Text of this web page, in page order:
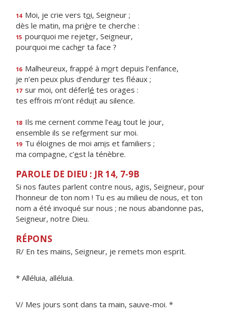
14 Moi, je crie vers toi, Seigneur ;
dès le matin, ma prière te cherche :
15 pourquoi me rejeter, Seigneur,
pourquoi me cacher ta face ?
16 Malheureux, frappé à mort depuis l’enfance,
je n’en peux plus d’endurer tes fléaux ;
17 sur moi, ont déferlé tes orages :
tes effrois m’ont réduit au silence.
18 Ils me cernent comme l’eau tout le jour,
ensemble ils se referment sur moi.
19 Tu éloignes de moi amis et familiers ;
ma compagne, c’est la ténèbre.
PAROLE DE DIEU : JR 14, 7-9B
Si nos fautes parlent contre nous, agis, Seigneur, pour
l’honneur de ton nom ! Tu es au milieu de nous, et ton
nom a été invoqué sur nous ; ne nous abandonne pas,
Seigneur, notre Dieu.
RÉPONS
R/ En tes mains, Seigneur, je remets mon esprit.
* Alléluia, alléluia.
V/ Mes jours sont dans ta main, sauve-moi. *